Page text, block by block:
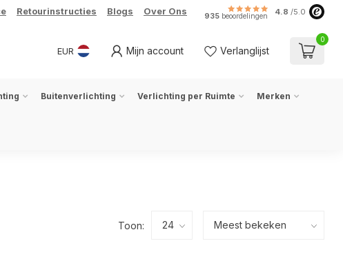
Retourinstructies Blogs Over Ons 935 beoordelingen 4.8 /5.0
EUR Mijn account Verlanglijst
0
Buitenverlichting Verlichting per Ruimte Merken
Toon: